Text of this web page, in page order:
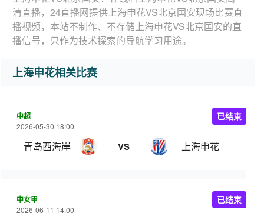
清直播，24直播网提供上海申花VS北京国安现场比赛直
播视频，本站不制作、不存储上海申花VS北京国安的直
播信号，只作为技术探索的导航学习用途。
上海申花相关比赛
中超
2026-05-30 18:00
青岛西海岸 VS 上海申花
已结束
中女甲
2026-06-11 14:00
已结束